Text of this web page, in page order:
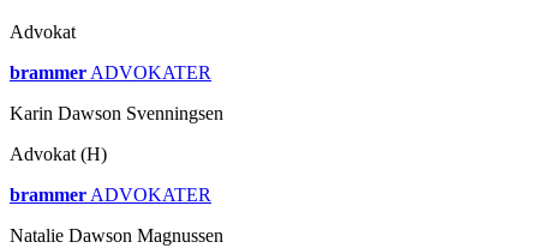
Advokat
brammer ADVOKATER
Karin Dawson Svenningsen
Advokat (H)
brammer ADVOKATER
Natalie Dawson Magnussen